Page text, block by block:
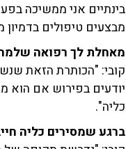
בינתיים אני ממשיכה
מבצעים טיפולים בדמיון
מאחלת לך רפואה
קובי: "הכותרת הזאת
יודעים בפירוש אם הוא
כליה".
ברגע שמסירים כליה